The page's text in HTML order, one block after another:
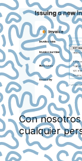
Con
cualquier